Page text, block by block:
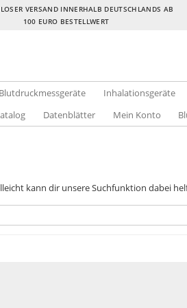
VERSAND INNERHALB DEUTSCHLANDS AB
100 EURO BESTELLWERT
Blutdruckmessgeräte Inhalationsgeräte
Datenblätter Mein Konto
kann dir unsere Suchfunktion dabei